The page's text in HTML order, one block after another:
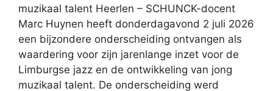
muzikaal talent Heerlen – SCHUNCK-docent
Marc Huynen heeft donderdagavond 2 juli 2026
een bijzondere onderscheiding ontvangen als
waardering voor zijn jarenlange inzet voor de
Limburgse jazz en de ontwikkeling van jong
muzikaal talent. De onderscheiding werd